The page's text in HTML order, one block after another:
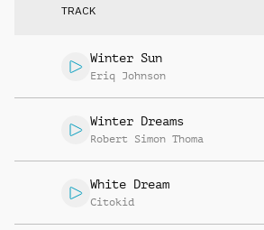
TRACK
Winter Sun
Eriq Johnson
Winter Dreams
Robert Simon Thoma
White Dream
Citokid